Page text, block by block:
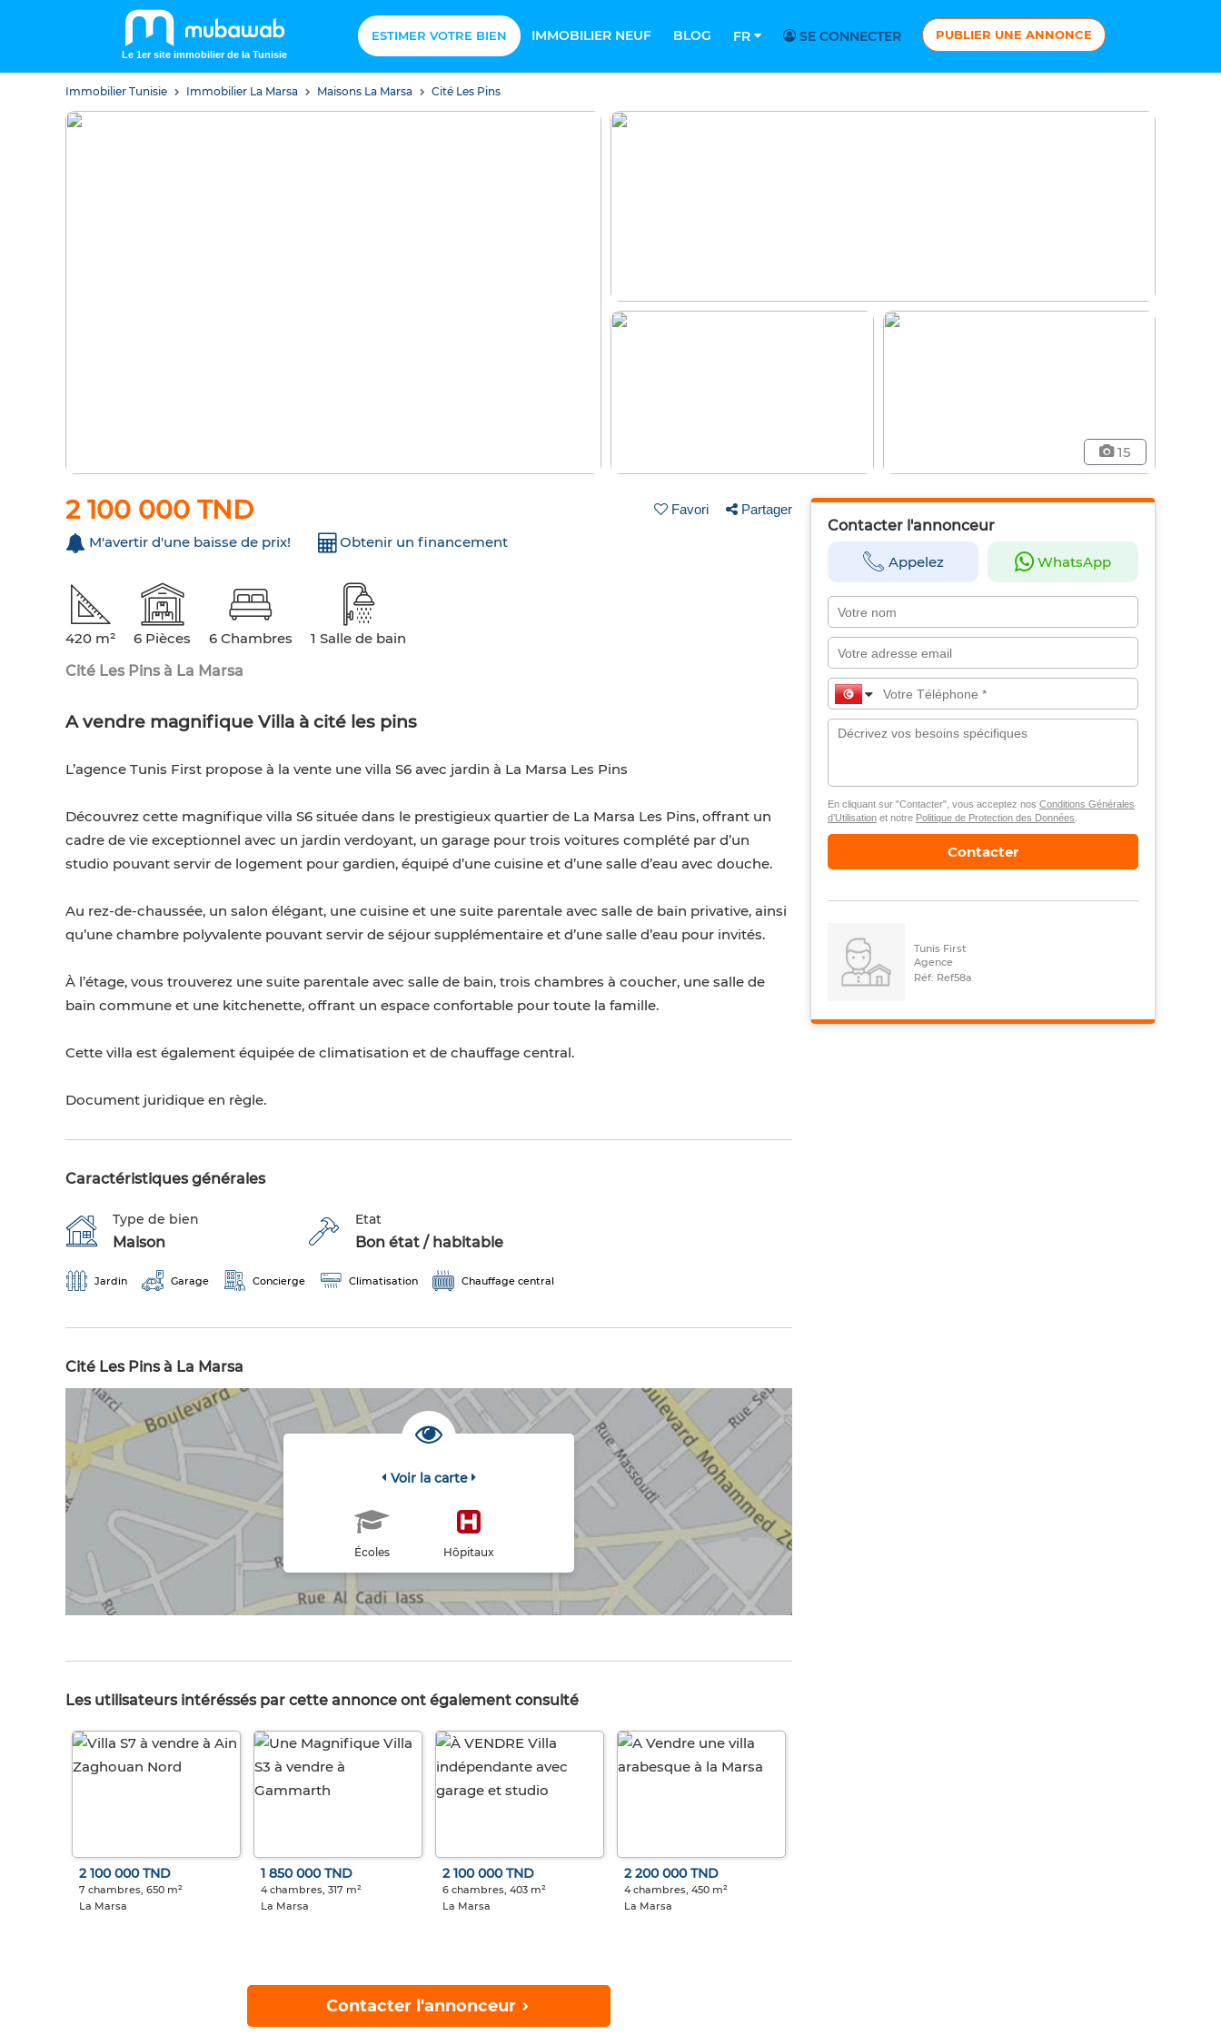
Le 1er site immobilier de la Tunisie
ESTIMER VOTRE BIEN IMMOBILIER NEUF BLOG FR SE CONNECTER PUBLIER UNE ANNONCE
Immobilier Tunisie Immobilier La Marsa Maisons La Marsa Cité Les Pins
15
2 100 000 TND Favori Partager
M'avertir d'une baisse de prix! Obtenir un financement
420 m² 6 Pièces 6 Chambres
1 Salle de bain
Cité Les Pins à La Marsa
A vendre magnifique Villa à cité les pins
L’agence Tunis First propose à la vente une villa S6 avec jardin à La Marsa Les Pins
Découvrez cette magnifique villa S6 située dans le prestigieux quartier de La Marsa Les Pins, offrant un
cadre de vie exceptionnel avec un jardin verdoyant, un garage pour trois voitures complété par d’un
studio pouvant servir de logement pour gardien, équipé d’une cuisine et d’une salle d’eau avec douche.
Au rez-de-chaussée, un salon élégant, une cuisine et une suite parentale avec salle de bain privative, ainsi
qu’une chambre polyvalente pouvant servir de séjour supplémentaire et d’une salle d’eau pour invités.
À l’étage, vous trouverez une suite parentale avec salle de bain, trois chambres à coucher, une salle de
bain commune et une kitchenette, offrant un espace confortable pour toute la famille.
Cette villa est également équipée de climatisation et de chauffage central.
Document juridique en règle.
Caractéristiques générales
Type de bien
Maison
Etat
Bon état / habitable
Jardin Garage Concierge Climatisation Chauffage central
Cité Les Pins à La Marsa
Voir la carte
Écoles Hôpitaux
Les utilisateurs intéréssés par cette annonce ont également consulté
2 100 000 TND
7 chambres, 650 m²
La Marsa
1 850 000 TND
4 chambres, 317 m²
La Marsa
2 100 000 TND
6 chambres, 403 m²
La Marsa
2 200 000 TND
4 chambres, 450 m²
La Marsa
Contacter l'annonceur
Contacter l'annonceur
Appelez WhatsApp
En cliquant sur "Contacter", vous acceptez nos Conditions Générales
d’Utilisationet notre Politique de Protection des Données
Contacter
Tunis First
Agence
Réf: Ref58a